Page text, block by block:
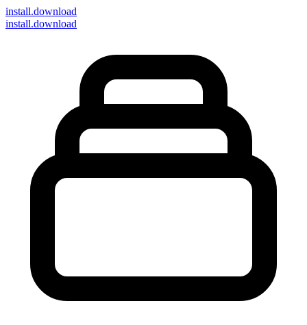
install.download
install.download